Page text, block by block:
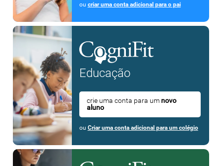
ou criar uma conta adicional para o pai
Educação
crie uma conta para um novo
aluno
ou Criar uma conta adicional para um colégio